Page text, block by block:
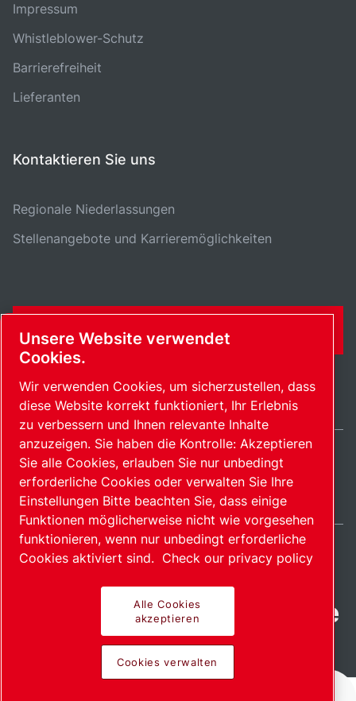
Impressum
Whistleblower-Schutz
Barrierefreiheit
Lieferanten
Kontaktieren Sie uns
Regionale Niederlassungen
Stellenangebote und Karrieremöglichkeiten
KONTAKTFORMULAR
SitemapCookies verwalten© 2026 Copyright.
Germany / DE
Fortschrittliche Produkte
mit Leidenschaft
bereitgestellt.
Unsere Website verwendet
Cookies.
Wir verwenden Cookies, um sicherzustellen, dass
diese Website korrekt funktioniert, Ihr Erlebnis
zu verbessern und Ihnen relevante Inhalte
anzuzeigen. Sie haben die Kontrolle: Akzeptieren
Sie alle Cookies, erlauben Sie nur unbedingt
erforderliche Cookies oder verwalten Sie Ihre
Einstellungen Bitte beachten Sie, dass einige
Funktionen möglicherweise nicht wie vorgesehen
funktionieren, wenn nur unbedingt erforderliche
Cookies aktiviert sind. Check our privacy policy
Alle Cookies
akzeptieren
Cookies verwalten